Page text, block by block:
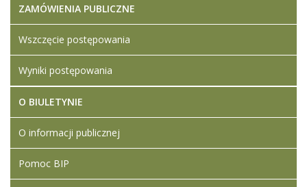
ZAMÓWIENIA PUBLICZNE
Wszczęcie postępowania
Wyniki postępowania
O BIULETYNIE
O informacji publicznej
Pomoc BIP